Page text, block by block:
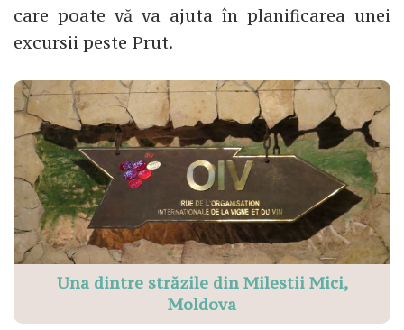
care poate vă va ajuta în planificarea unei
excursii peste Prut.
Una dintre străzile din Milestii Mici,
Moldova